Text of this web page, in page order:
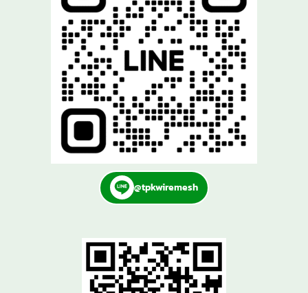
@tpkwiremesh